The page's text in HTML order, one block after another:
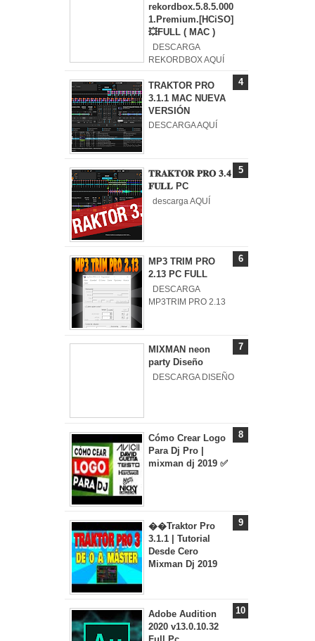
rekordbox.5.8.5.000
1.Premium.[HCiSO]
💥FULL ( MAC )
DESCARGA
REKORDBOX AQUÍ
TRAKTOR PRO
3.1.1 MAC NUEVA
VERSIÓN
DESCARGA AQUÍ
𝐓𝐑𝐀𝐊𝐓𝐎𝐑 𝐏𝐑𝐎 𝟑.𝟒
𝐅𝐔𝐋𝐋 PC
descarga AQUÍ
MP3 TRIM PRO
2.13 PC FULL
DESCARGA
MP3TRIM PRO 2.13
MIXMAN neon
party Diseño
DESCARGA DISEÑO
Cómo Crear Logo
Para Dj Pro |
mixman dj 2019 ✅
��Traktor Pro
3.1.1 | Tutorial
Desde Cero
Mixman Dj 2019
Adobe Audition
2020 v13.0.10.32